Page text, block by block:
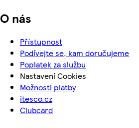
O nás
Přístupnost
Podívejte se, kam doručujeme
Poplatek za službu
Nastavení Cookies
Možnosti platby
itesco.cz
Clubcard